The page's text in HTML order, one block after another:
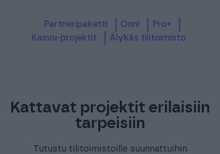
partneripaketti onni
pro+
Kasvu-projektit
Älykäs tilitoimisto
Kattavat projektit erilaisiin
tarpeisiin
Tutustu tilitoimistoille suunnattuihin